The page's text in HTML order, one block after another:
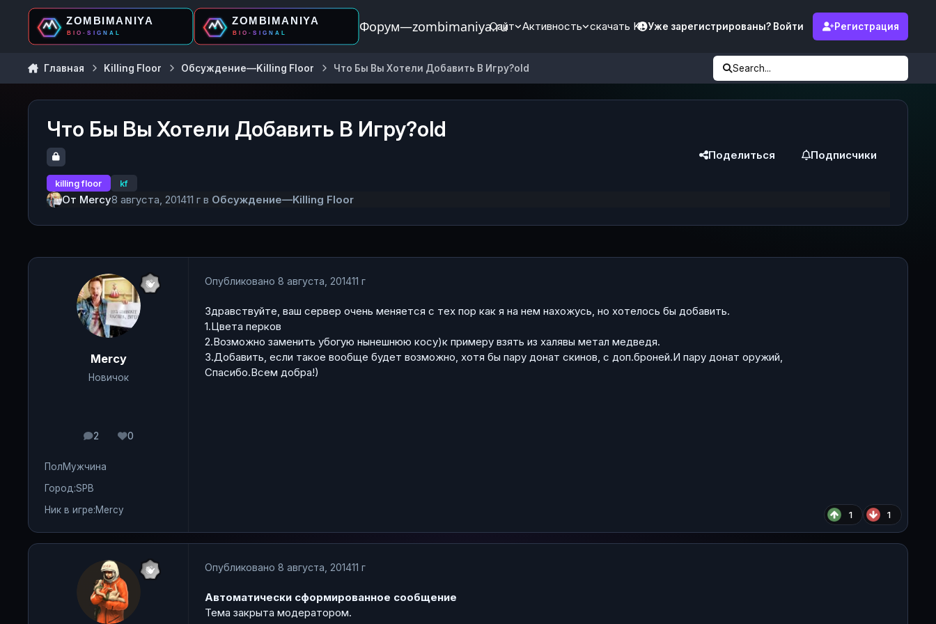
Перейти к содержанию
Форум—zombimaniya.ru
Сайт Активность скачать KFУже зарегистрированы? Войти Регистрация
Главная Killing Floor Обсуждение—Killing Floor Что Бы Вы Хотели Добавить В Игру?old Search...
Что Бы Вы Хотели Добавить В Игру?old
killing floor kf
Поделиться Подписчики
От Mercy8 августа, 201411 г в Обсуждение—Killing Floor
Mercy
Новичок
2
сообщения
0
Репутация
ПолМужчина
Город:SPB
Ник в игре:Mercy
Опубликовано 8 августа, 201411 г
Здравствуйте, ваш сервер очень меняется с тех пор как я на нем нахожусь, но хотелось бы добавить.
1.Цвета перков
2.Возможно заменить убогую нынешнюю косу)к примеру взять из халявы метал медведя.
3.Добавить, если такое вообще будет возможно, хотя бы пару донат скинов, с доп.броней.И пару донат оружий,
Спасибо.Всем добра!)
1 1
Опубликовано 8 августа, 201411 г
Автоматически сформированное сообщение
Тема закрыта модератором.